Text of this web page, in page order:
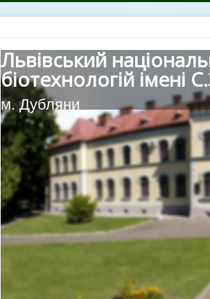
Львівський
біотехнологій імені
м. Дубляни